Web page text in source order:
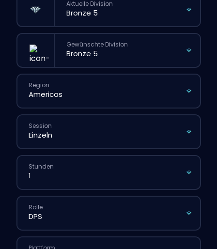
Aktuelle Division
Gewünschte Division
Region
Session
Stunden
Rolle